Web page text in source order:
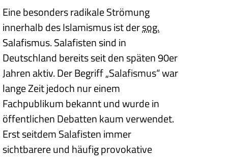
Eine besonders radikale Strömung
innerhalb des Islamismus ist dersog.
Salafismus. Salafisten sind in
Deutschland bereits seit den späten 90er
Jahren aktiv. Der Begriff „Salafismus“ war
lange Zeit jedoch nur einem
Fachpublikum bekannt und wurde in
öffentlichen Debatten kaum verwendet.
Erst seitdem Salafisten immer
sichtbarere und häufig provokative